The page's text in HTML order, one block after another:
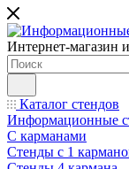
Интернет-магазин
Каталог стендов
Информационные
С карманами
Стенды с 1